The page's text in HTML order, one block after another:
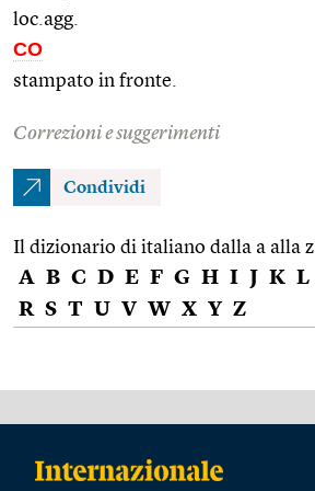
loc.agg.
CO
stampato in fronte.
Correzioni e suggerimenti
Condividi
Il dizionario di italiano dalla a alla z
A B C D E F G H I J K L
R S T U V W X Y Z